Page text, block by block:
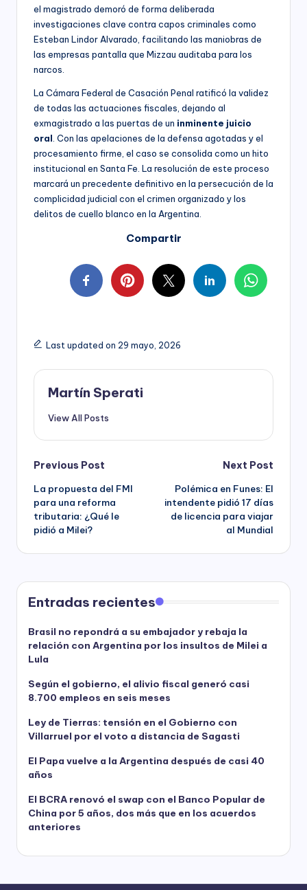
el magistrado demoró de forma deliberada
investigaciones clave contra capos criminales como
Esteban Lindor Alvarado, facilitando las maniobras de
las empresas pantalla que Mizzau auditaba para los
narcos.
La Cámara Federal de Casación Penal ratificó la validez
de todas las actuaciones fiscales, dejando al
exmagistrado a las puertas de un inminente juicio
oral . Con las apelaciones de la defensa agotadas y el
procesamiento firme, el caso se consolida como un hito
institucional en Santa Fe. La resolución de este proceso
marcará un precedente definitivo en la persecución de la
complicidad judicial con el crimen organizado y los
delitos de cuello blanco en la Argentina.
Compartir
Last updated on 29 mayo, 2026
Martín Sperati
View All Posts
Post
navigation
Previous Post
La propuesta del FMI
para una reforma
tributaria: ¿Qué le
pidió a Milei?
Next Post
Polémica en Funes: El
intendente pidió 17 días
de licencia para viajar
al Mundial
Entradas recientes
Brasil no repondrá a su embajador y rebaja la
relación con Argentina por los insultos de Milei a
Lula
Según el gobierno, el alivio fiscal generó casi
8.700 empleos en seis meses
Ley de Tierras: tensión en el Gobierno con
Villarruel por el voto a distancia de Sagasti
El Papa vuelve a la Argentina después de casi 40
años
El BCRA renovó el swap con el Banco Popular de
China por 5 años, dos más que en los acuerdos
anteriores